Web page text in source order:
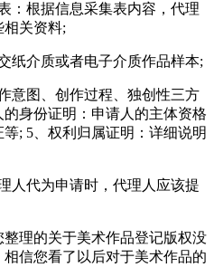
：根据信息采集表内容，代理
关资料;
纸介质或者电子介质作品样本;
意图、创作过程、独创性三方
身份证明：申请人的主体资格
; 5、权利归属证明：详细说明
人代为申请时，代理人应该提
理的关于美术作品登记版权没
信您看了以后对于美术作品的